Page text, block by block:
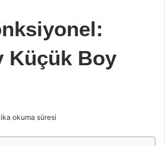
Küçük Boy
okuma süresi